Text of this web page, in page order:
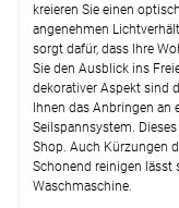
kreieren Sie einen
angenehmen
sorgt dafür, dass Ihre
Sie den Ausblick ins
dekorativer Aspekt sind
Ihnen das Anbringen an
Seilspannsystem.
Shop. Auch Kürzungen
Schonend reinigen lässt
Waschmaschine.